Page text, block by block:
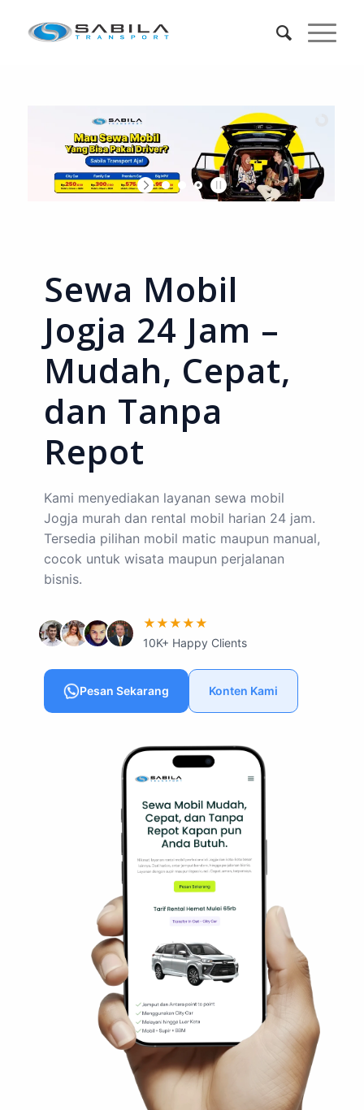
Sewa Mobil
Jogja 24 Jam –
Mudah, Cepat,
dan Tanpa
Repot
Kami menyediakan layanan sewa mobil
Jogja murah dan rental mobil harian 24 jam.
Tersedia pilihan mobil matic maupun manual,
cocok untuk wisata maupun perjalanan
bisnis.
★★★★★
10K+ Happy Clients
Pesan Sekarang Konten Kami